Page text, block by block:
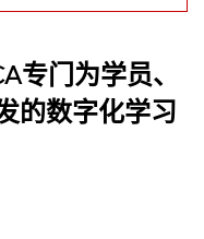
专门为学员、
的数字化学习